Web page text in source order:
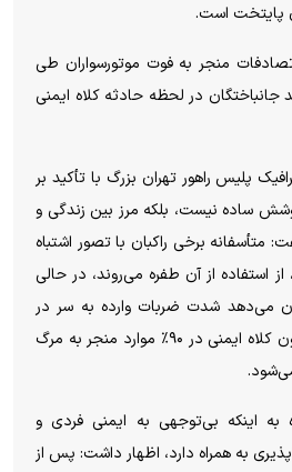
پایتخت است.
منجر به فوت موتورسواران طی
در لحظه حادثه کلاه ایمنی
پلیس راهور تهران بزرگ با تأکید بر
ساده نیست، بلکه مرز بین زندگی و
برخی راکبان با تصور اشتباه
استفاده از آن طفره می‌روند، در حالی
می‌دهد شدت ضربات وارده به سر در
تصادفات موتورسیکلت، بدون کلاه ایمنی در ۹۰٪ موارد منجر به مرگ
به اینکه بی‌توجهی به ایمنی فردی و
به همراه دارد، اظهار داشت: پس از